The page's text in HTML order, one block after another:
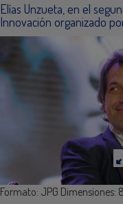
Elías Unzueta, en el
Innovación organizado
Formato: JPG